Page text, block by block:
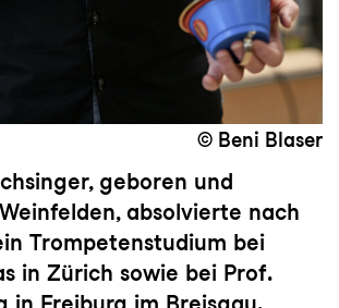
© Beni Blaser
geboren und
absolvierte nach
Trompetenstudium bei
in Zürich sowie bei Prof.